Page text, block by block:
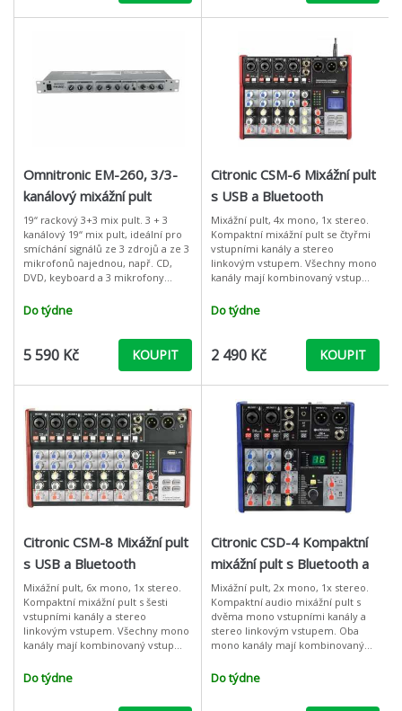
Omnitronic EM-260, 3/3-
kanálový mixážní pult
19“ rackový 3+3 mix pult. 3 + 3
kanálový 19“ mix pult, ideální pro
smíchání signálů ze 3 zdrojů a ze 3
mikrofonů najednou, např. CD,
DVD, keyboard a 3 mikrofony
výstupu (basy, výšky). Ideální m
Do týdne
5 590 Kč KOUPIT
Citronic CSM-6 Mixážní pult
s USB a Bluetooth
Mixážní pult, 4x mono, 1x stereo.
Kompaktní mixážní pult se čtyřmi
vstupními kanály a stereo
linkovým vstupem. Všechny mono
kanály mají kombinovaný vstup
přepínatelnou impedancí
mikrofonu / nástr
Do týdne
2 490 Kč KOUPIT
Citronic CSM-8 Mixážní pult
s USB a Bluetooth
Mixážní pult, 6x mono, 1x stereo.
Kompaktní mixážní pult s šesti
vstupními kanály a stereo
linkovým vstupem. Všechny mono
kanály mají kombinovaný vstup
přepínatelnou impedancí
mikrofonu / nástroj
Do týdne
Citronic CSD-4 Kompaktní
mixážní pult s Bluetooth a
DSP
Mixážní pult, 2x mono, 1x stereo.
Kompaktní audio mixážní pult s
dvěma mono vstupními kanály a
stereo linkovým vstupem. Oba
mono kanály mají kombinovaný
přepínatelnou impedancí
mikrofonu /
Do týdne